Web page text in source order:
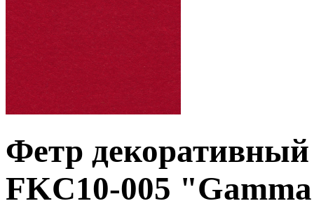
Фетр
FKC10-005